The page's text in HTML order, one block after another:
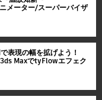
メーター/スーパーバイザ
表現の幅を拡げよう！
MaxでtyFlowエフェク